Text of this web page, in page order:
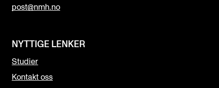
post@nmh.no
NYTTIGE LENKER
Studier
Kontakt oss